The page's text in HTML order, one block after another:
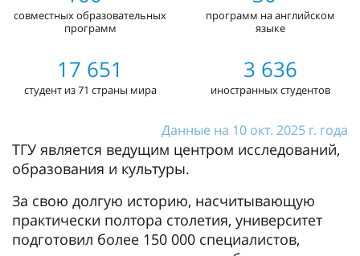
совместных образовательных
программ
программ на английском
языке
17 651
студент из 71 страны мира
3 636
иностранных студентов
Данные на 10 окт. 2025 г. года
ТГУ является ведущим центром исследований,
образования и культуры.
За свою долгую историю, насчитывающую
практически полтора столетия, университет
подготовил более 150 000 специалистов,